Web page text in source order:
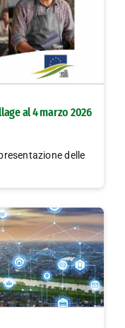
al 4 marzo 2026
delle